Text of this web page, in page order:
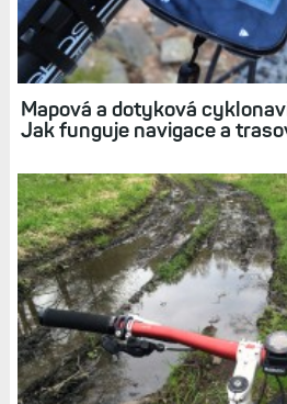
Související články